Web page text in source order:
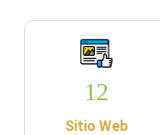
12
Sitio Web